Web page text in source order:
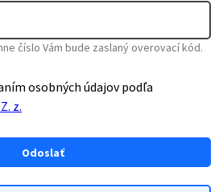
číslo Vám bude zaslaný overovací kód.
osobných údajov podľa
z.